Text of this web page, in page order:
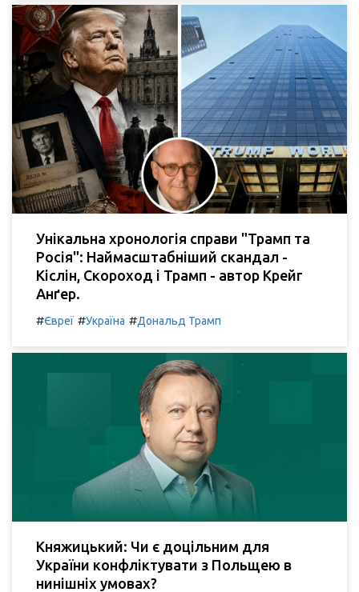
Унікальна хронологія справи "Трамп та
Росія": Наймасштабніший скандал -
Кіслін, Скороход і Трамп - автор Крейг
Анґер.
#Євреї #Україна #Дональд Трамп
Княжицький: Чи є доцільним для
України конфліктувати з Польщею в
нинішніх умовах?